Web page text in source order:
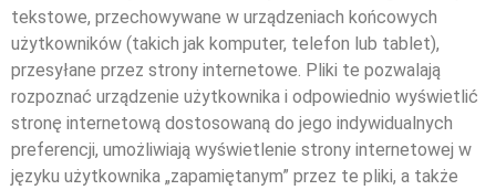
tekstowe, przechowywane w urządzeniach końcowych
użytkowników (takich jak komputer, telefon lub tablet),
przesyłane przez strony internetowe. Pliki te pozwalają
rozpoznać urządzenie użytkownika i odpowiednio wyświetlić
stronę internetową dostosowaną do jego indywidualnych
preferencji, umożliwiają wyświetlenie strony internetowej w
języku użytkownika „zapamiętanym” przez te pliki, a także